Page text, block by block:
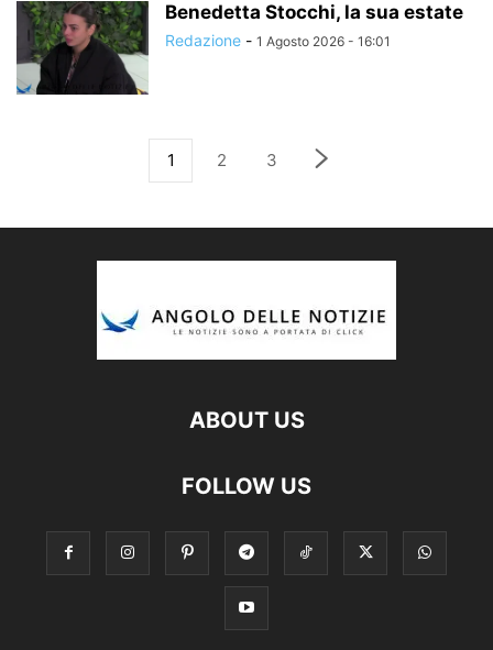
Benedetta Stocchi, la sua estate
Redazione - 1 Agosto 2026 - 16:01
1 2 3
ABOUT US
FOLLOW US